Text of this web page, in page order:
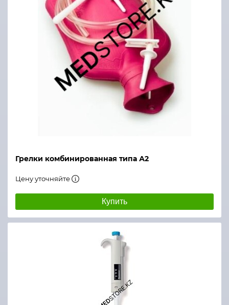
Грелки комбинированная типа А2
Цену уточняйте
Купить